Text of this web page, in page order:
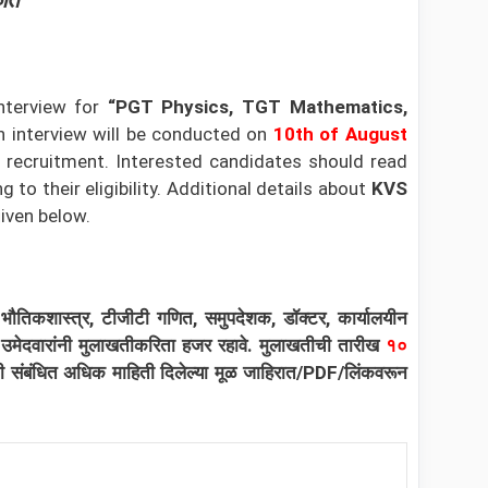
for “PGT Physics, TGT Mathematics,
interview will be conducted on 10th of August
Interested candidates should read
to their eligibility. Additional details about KVS
below.
भौतिकशास्त्र, टीजीटी गणित, समुपदेशक, डॉक्टर, कार्यालयीन
मुलाखतीकरिता हजर रहावे. मुलाखतीची तारीख१०
संबंधित अधिक माहिती दिलेल्या मूळ जाहिरात/PDF/लिंकवरून